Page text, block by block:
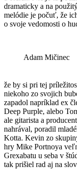
dramaticky a na
melódie je počuť, že
o svoje vedomosti o
Adam Mičinec
že by si pri tej
niekoho zo svojich
zapadol napríklad ex
Deep Purple, alebo
ale gitarista a
nahrával, poradil
Kotta. Kevin zo
hry Mike Portnoya
Grexabatu u seba v
tak prišiel rad aj na